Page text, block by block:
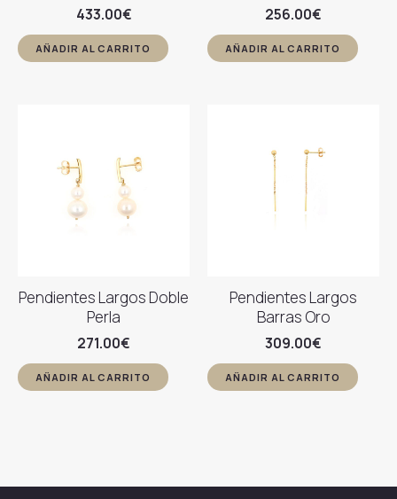
433.00€
AÑADIR AL CARRITO
256.00€
AÑADIR AL CARRITO
Pendientes Largos Doble
Perla
271.00€
AÑADIR AL CARRITO
Pendientes Largos
Barras Oro
309.00€
AÑADIR AL CARRITO